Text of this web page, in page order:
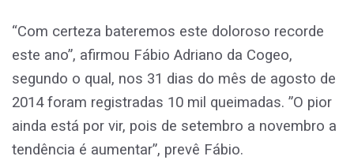
“Com certeza bateremos este doloroso recorde
este ano”, afirmou Fábio Adriano da Cogeo,
segundo o qual, nos 31 dias do mês de agosto de
2014 foram registradas 10 mil queimadas. ”O pior
ainda está por vir, pois de setembro a novembro a
tendência é aumentar”, prevê Fábio.